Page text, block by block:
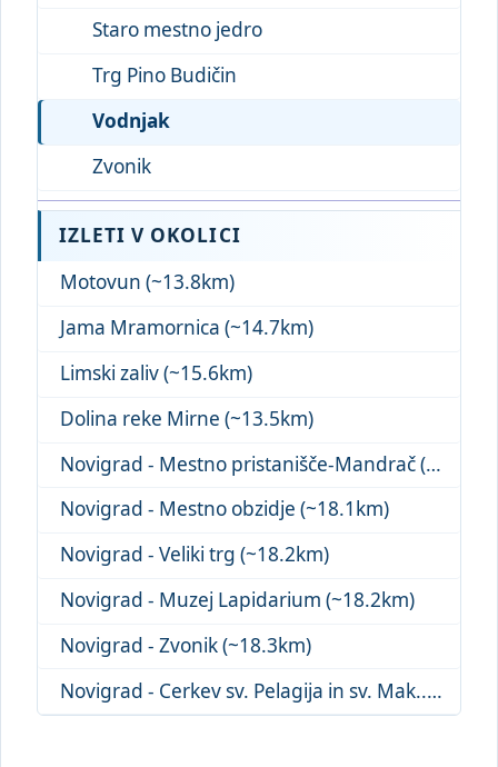
Staro mestno jedro
Trg Pino Budičin
Vodnjak
Zvonik
IZLETI V OKOLICI
Motovun (~13.8km)
Jama Mramornica (~14.7km)
Limski zaliv (~15.6km)
Dolina reke Mirne (~13.5km)
Novigrad - Mestno pristanišče-Mandrač (~18.0km)
Novigrad - Mestno obzidje (~18.1km)
Novigrad - Veliki trg (~18.2km)
Novigrad - Muzej Lapidarium (~18.2km)
Novigrad - Zvonik (~18.3km)
Novigrad - Cerkev sv. Pelagija in sv. Mak... (~18.3km)